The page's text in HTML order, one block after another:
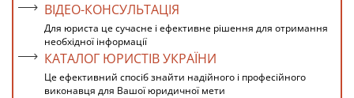
ВІДЕО-КОНСУЛЬТАЦІЯ
Для юриста це сучасне і ефективне рішення для отримання
необхідної інформації
КАТАЛОГ ЮРИСТІВ УКРАЇНИ
Це ефективний спосіб знайти надійного і професійного
виконавця для Вашої юридичної мети